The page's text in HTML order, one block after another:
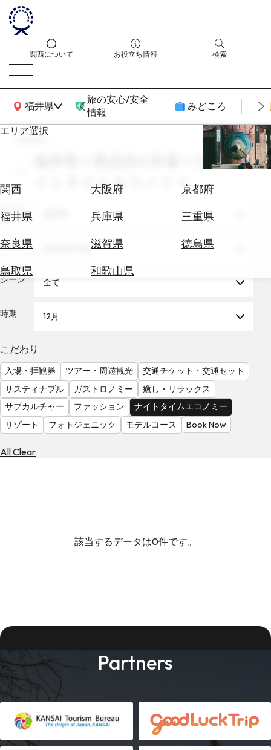
関西について お役立ち情報 検索
福井県
関西広域MAP
旅の安心/安全
情報
みどころ
エリア選択
関西 大阪府
京都府
福井県
兵庫県
三重県
奈良県
滋賀県
徳島県
鳥取県
和歌山県
エ
券
テ
を
る
気
を
見
る
search
福井県 × 商店街&市場 × 12月 × ナ
イトタイムエコノミー
エリア
テーマ
シーン 全て
時期 12月
こだわり
入場・拝観券 ツアー・周遊観光
交通チケット・交通セット
サスティナブル
ガストロノミー
癒し・リラックス
サブカルチャー
ファッション
ナイトタイムエコノミー
リゾート
フォトジェニック モデルコース Book Now
All Clear
該当するデータは0件です。
Partners